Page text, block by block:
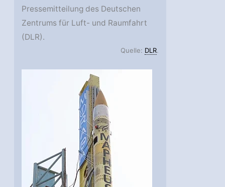
Pressemitteilung des Deutschen
Zentrums für Luft- und Raumfahrt
(DLR).
Quelle: DLR.